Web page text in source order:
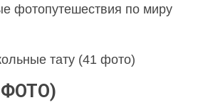
фотопутешествия по миру
тату (41 фото)